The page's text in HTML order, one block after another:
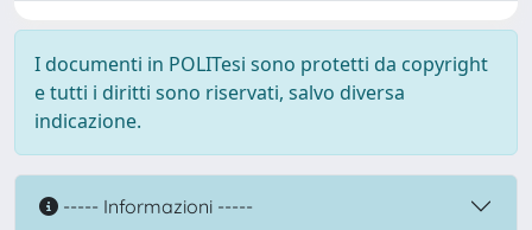
I documenti in POLITesi sono protetti da copyright
e tutti i diritti sono riservati, salvo diversa
indicazione.
----- Informazioni -----